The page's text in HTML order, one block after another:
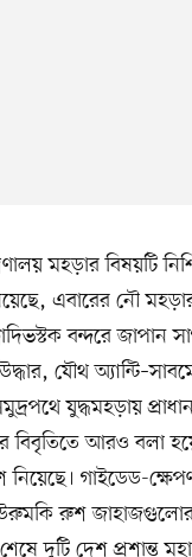
মহড়ার বিষয়টি
এবারের নৌ
বন্দরে
যৌথ
যুদ্ধমহড়ায়
বিবৃতিতে আরও বলা
গাইডেড-
রুশ
দুটি দেশ প্রশান্ত